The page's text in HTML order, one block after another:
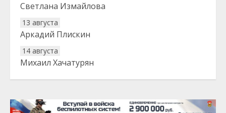
Светлана Измайлова
13 августа
Аркадий Плискин
14 августа
Михаил Хачатурян
20 августа
22 августа